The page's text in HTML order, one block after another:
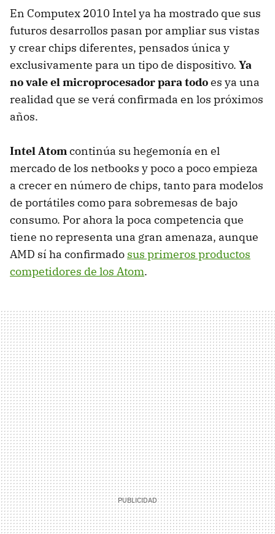
En Computex 2010 Intel ya ha mostrado que sus
futuros desarrollos pasan por ampliar sus vistas
y crear chips diferentes, pensados única y
exclusivamente para un tipo de dispositivo. Ya
no vale el microprocesador para todoes ya una
realidad que se verá confirmada en los próximos
años.
Intel Atomcontinúa su hegemonía en el
mercado de los netbooks y poco a poco empieza
a crecer en número de chips, tanto para modelos
de portátiles como para sobremesas de bajo
consumo. Por ahora la poca competencia que
tiene no representa una gran amenaza, aunque
AMD sí ha confirmado sus primeros productos
competidores de los Atom.